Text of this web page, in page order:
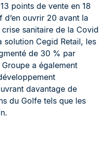
points de vente en 18
d’en ouvrir 20 avant la
sanitaire de la Covid
solution Cegid Retail, les
de 30 % par
a également
davantage de
du Golfe tels que les